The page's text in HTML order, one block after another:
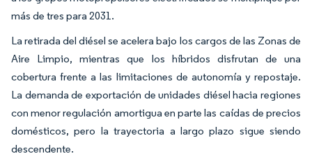
más de tres para 2031.
La retirada del diésel se acelera bajo los cargos de las Zonas de
Aire Limpio, mientras que los híbridos disfrutan de una
cobertura frente a las limitaciones de autonomía y repostaje.
La demanda de exportación de unidades diésel hacia regiones
con menor regulación amortigua en parte las caídas de precios
domésticos, pero la trayectoria a largo plazo sigue siendo
descendente.